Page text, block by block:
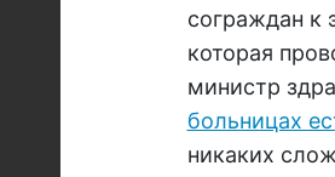
сограждан к
которая
министр
больницах
никаких